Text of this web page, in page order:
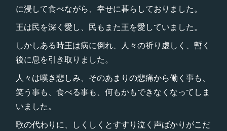
に浸して食べながら、幸せに暮らしておりました。
王は民を深く愛し、民もまた王を愛していました。
しかしある時王は病に倒れ、人々の祈り虚しく、暫く
後に息を引き取りました。
人々は嘆き悲しみ、そのあまりの悲痛から働く事も、
笑う事も、食べる事も、何もかもできなくなってしま
いました。
歌の代わりに、しくしくとすすり泣く声ばかりがこだ